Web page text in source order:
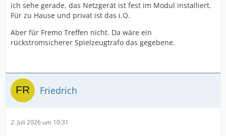
ich sehe gerade, das Netzgerät ist fest im Modul installiert.
Für zu Hause und privat ist das i.O.
Aber für Fremo Treffen nicht. Da wäre ein
rückstromsicherer Spielzeugtrafo das gegebene.
Friedrich
2. Juli 2026 um 10:31